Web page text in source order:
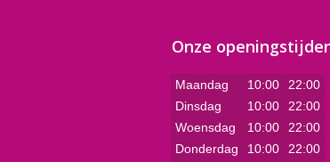
Onze
Maandag 10:00
22:00
Dinsdag
10:00
22:00
Woensdag
10:00
22:00
Donderdag
10:00
22:00